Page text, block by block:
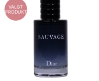
VALGT
PRODUKT